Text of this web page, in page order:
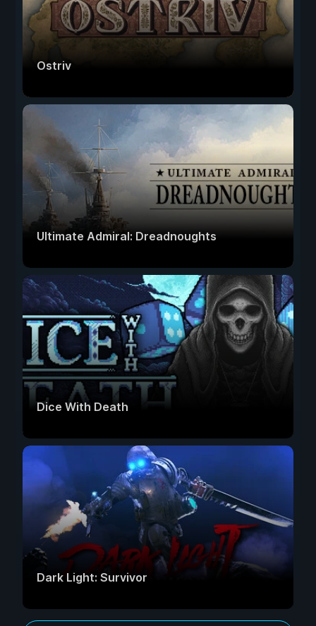
Ostriv
Ultimate Admiral: Dreadnoughts
Dice With Death
Dark Light: Survivor